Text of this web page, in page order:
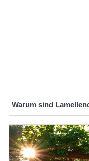
Warum sind